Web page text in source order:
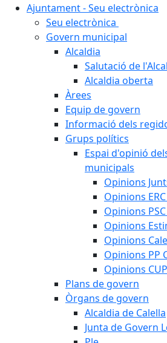
Ajuntament - Seu electrònica
Seu electrònica
Govern municipal
Alcaldia
Salutació de
Alcaldia oberta
Àrees
Equip de govern
Informació dels
Grups polítics
Espai d'opinió
municipals
Opinions
Opinions
Opinions
Opinions
Opinions
Opinions PP
Opinions
Plans de govern
Òrgans de govern
Alcaldia de Calella
Junta de Govern